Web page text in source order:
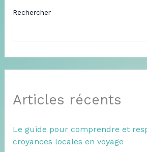
Rechercher
Articles récents
Le guide pour comprendre et
croyances locales en voyage